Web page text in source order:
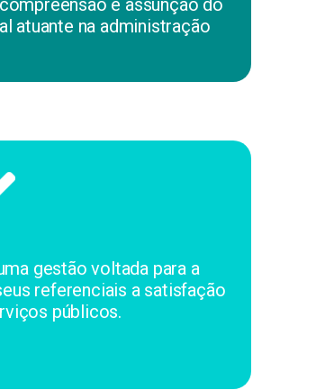
e assunção do
atuante na administração
gestão voltada para a
referenciais a satisfação
públicos.